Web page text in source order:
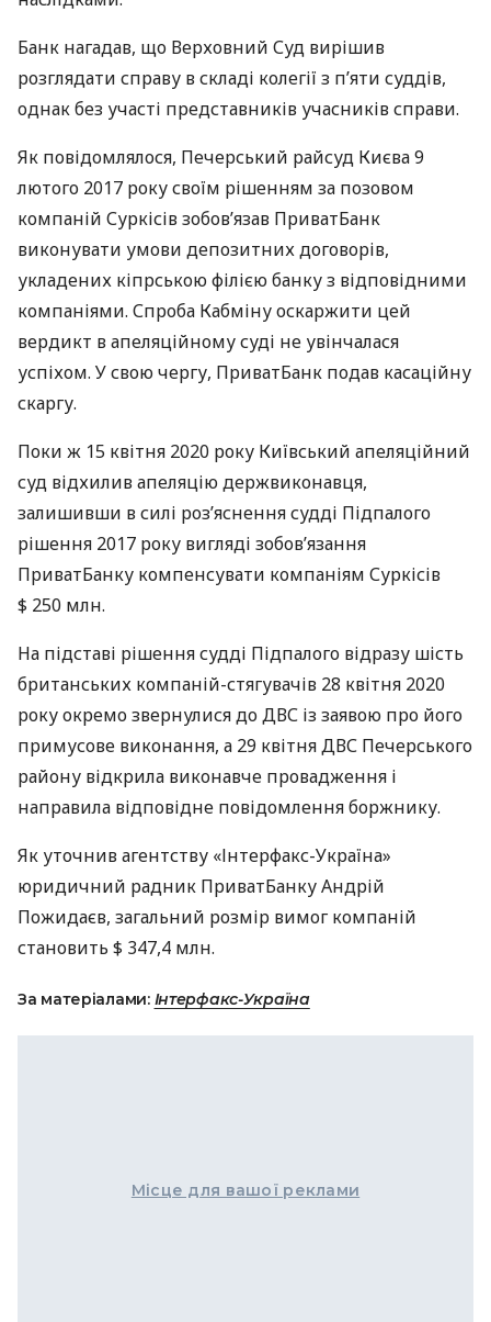
Банк нагадав, що Верховний Суд вирішив
розглядати справу в складі колегії з п’яти суддів,
однак без участі представників учасників справи.
Як повідомлялося, Печерський райсуд Києва 9
лютого 2017 року своїм рішенням за позовом
компаній Суркісів зобов’язав ПриватБанк
виконувати умови депозитних договорів,
укладених кіпрською філією банку з відповідними
компаніями. Спроба Кабміну оскаржити цей
вердикт в апеляційному суді не увінчалася
успіхом. У свою чергу, ПриватБанк подав касаційну
скаргу.
Поки ж 15 квітня 2020 року Київський апеляційний
суд відхилив апеляцію держвиконавця,
залишивши в силі роз’яснення судді Підпалого
рішення 2017 року вигляді зобов’язання
ПриватБанку компенсувати компаніям Суркісів
$ 250 млн.
На підставі рішення судді Підпалого відразу шість
британських компаній-стягувачів 28 квітня 2020
року окремо звернулися доДВС із заявою про його
примусове виконання, а 29 квітняДВС Печерського
району відкрила виконавче провадження і
направила відповідне повідомлення боржнику.
Як уточнив агентству «Інтерфакс-Україна»
юридичний радник ПриватБанку Андрій
Пожидаєв, загальний розмір вимог компаній
становить $ 347,4 млн.
За матеріалами: Інтерфакс-Україна
Місце для вашої реклами